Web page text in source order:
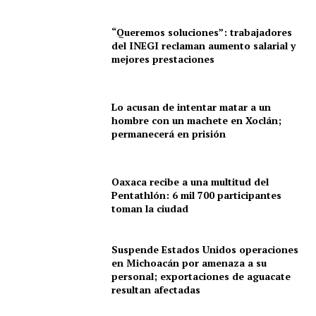
Sociedad y Negocios
“Queremos soluciones”: trabajadores
del INEGI reclaman aumento salarial y
mejores prestaciones
Lo acusan de intentar matar a un
hombre con un machete en Xoclán;
permanecerá en prisión
Oaxaca recibe a una multitud del
Pentathlón: 6 mil 700 participantes
toman la ciudad
Suspende Estados Unidos operaciones
en Michoacán por amenaza a su
personal; exportaciones de aguacate
resultan afectadas